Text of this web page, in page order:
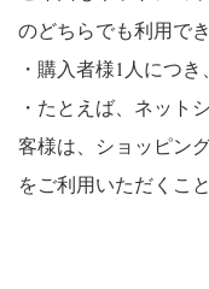
のどちらでも利用でき
・購入者様1人につ
・たとえば、ネット
客様は、 ショッピン
をご利用いただくこ